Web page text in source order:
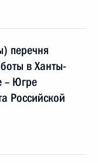
перечня
в Ханты-
– Югре
Российской